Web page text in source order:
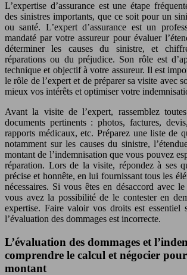
L’expertise d’assurance est une étape
des sinistres importants, que ce soit pour un
ou santé. L’expert d’assurance est un
mandaté par votre assureur pour évaluer
déterminer les causes du sinistre, et
réparations ou du préjudice. Son rôle est
technique et objectif à votre assureur. Il est
le rôle de l’expert et de préparer sa visite avec
mieux vos intérêts et optimiser votre
Avant la visite de l’expert, rassemblez
documents pertinents : photos, factures,
rapports médicaux, etc. Préparez une liste de
notamment sur les causes du sinistre,
montant de l’indemnisation que vous pouvez
réparation. Lors de la visite, répondez à ses
précise et honnête, en lui fournissant tous les
nécessaires. Si vous êtes en désaccord avec le
vous avez la possibilité de le contester en
expertise. Faire valoir vos droits est essentiel
l’évaluation des dommages est incorrecte.
L’évaluation des dommages et
comprendre le calcul et négocier
montant